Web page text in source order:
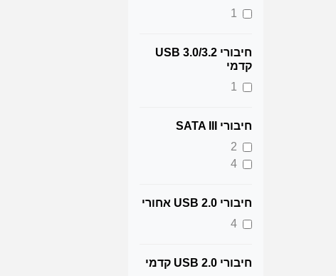
1
חיבורי 3.2/USB 3.0
קדמי
1
חיבורי SATA III
2
4
חיבורי USB 2.0 אחורי
4
חיבורי USB 2.0 קדמי